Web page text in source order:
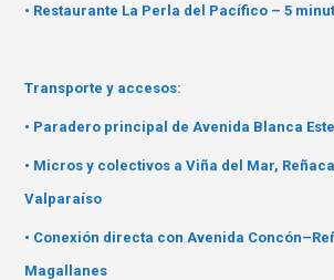
• Restaurante La Perla del Pacífico – 5
Transporte y accesos:
• Paradero principal de Avenida Blanca
• Micros y colectivos a Viña del Mar,
Valparaíso
• Conexión directa con Avenida
Magallanes